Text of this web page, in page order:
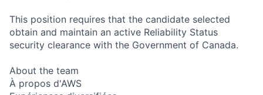
This position requires that the candidate selected
obtain and maintain an active Reliability Status
security clearance with the Government of Canada.
About the team
À propos d'AWS